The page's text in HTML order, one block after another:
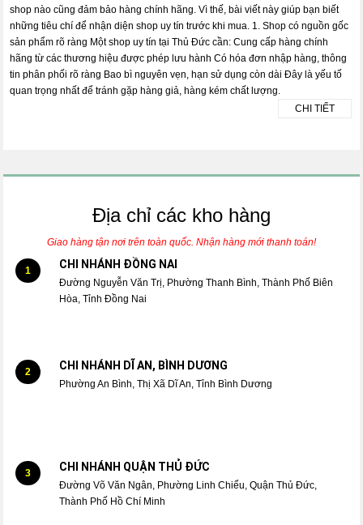
shop nào cũng đảm bảo hàng chính hãng. Vì thế, bài viết này giúp bạn biết
những tiêu chí để nhận diện shop uy tín trước khi mua. 1. Shop có nguồn gốc
sản phẩm rõ ràng Một shop uy tín tại Thủ Đức cần: Cung cấp hàng chính
hãng từ các thương hiệu được phép lưu hành Có hóa đơn nhập hàng, thông
tin phân phối rõ ràng Bao bì nguyên vẹn, hạn sử dụng còn dài Đây là yếu tố
quan trọng nhất để tránh gặp hàng giả, hàng kém chất lượng.
CHI TIẾT
Địa chỉ các kho hàng
Giao hàng tận nơi trên toàn quốc. Nhận hàng mới thanh toán!
1 CHI NHÁNH ĐỒNG NAI
Đường Nguyễn Văn Trị, Phường Thanh Bình, Thành Phố Biên
Hòa, Tỉnh Đồng Nai
2 CHI NHÁNH DĨ AN, BÌNH DƯƠNG
Phường An Bình, Thị Xã Dĩ An, Tỉnh Bình Dương
3 CHI NHÁNH QUẬN THỦ ĐỨC
Đường Võ Văn Ngân, Phường Linh Chiểu, Quận Thủ Đức,
Thành Phố Hồ Chí Minh